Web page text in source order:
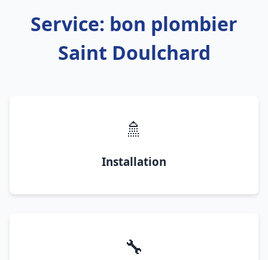
Service: bon plombier
Saint Doulchard
🚿
Installation
🔧